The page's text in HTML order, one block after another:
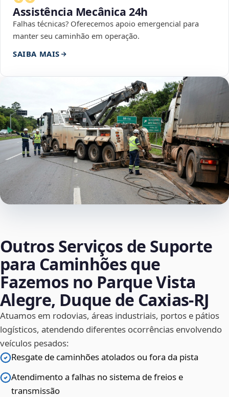
Assistência Mecânica 24h
Falhas técnicas? Oferecemos apoio emergencial para
manter seu caminhão em operação.
SAIBA MAIS
Outros Serviços de Suporte
para Caminhões que
Fazemos no Parque Vista
Alegre, Duque de Caxias‑RJ
Atuamos em rodovias, áreas industriais, portos e pátios
logísticos, atendendo diferentes ocorrências envolvendo
veículos pesados:
Resgate de caminhões atolados ou fora da pista
Atendimento a falhas no sistema de freios e
transmissão